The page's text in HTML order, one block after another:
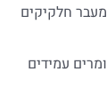
חלקיקים
עמידים